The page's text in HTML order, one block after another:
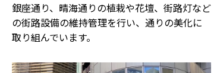
銀座通り、晴海通りの植栽や花壇、街路灯など
の街路設備の維持管理を行い、通りの美化に
取り組んでいます。